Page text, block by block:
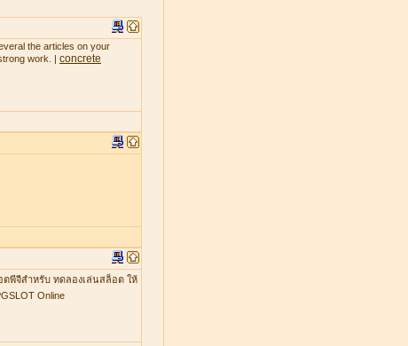
the articles on your
work. | concrete
พีจีสำหรับ ทดลองเล่นสล็อต ให้
Online